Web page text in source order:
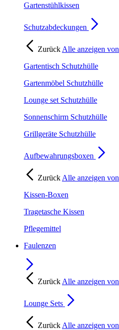
Gartenstühlkissen
Schutzabdeckungen
Zurück Alle anzeigen von
Gartentisch Schutzhülle
Gartenmöbel Schutzhülle
Lounge set Schutzhülle
Sonnenschirm Schutzhülle
Grillgeräte Schutzhülle
Aufbewahrungsboxen
Zurück Alle anzeigen von
Kissen-Boxen
Tragetasche Kissen
Pflegemittel
Faulenzen
Zurück Alle anzeigen von
Lounge Sets
Zurück Alle anzeigen von